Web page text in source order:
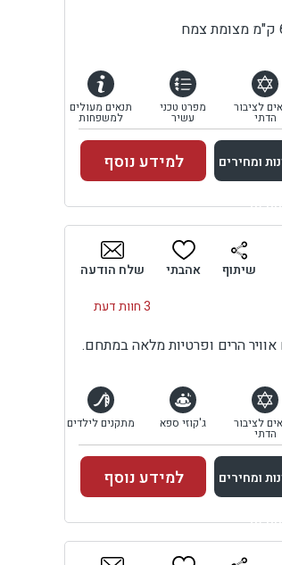
לציבור
הדתי
מפרט טכני
עשיר
תנאים מעולים
למשפחות
ומחירים
זה
ומחירים
למידע נוסף
3 חוות דעת
הרים ופרטיות מלאה במתחם.
שיתוף אהבתי שלח הודעה
לציבור
הדתי
ג'קוזי ספא מתקנים לילדים
ומחירים
זה
למידע נוסף